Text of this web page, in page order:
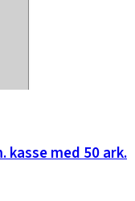
kasse med 50 ark.